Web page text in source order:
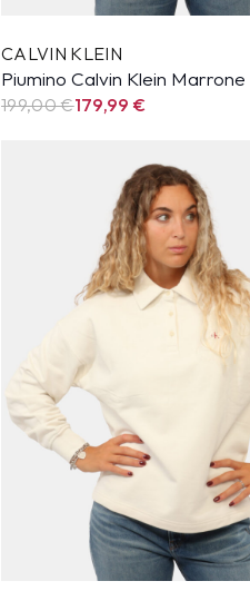
CALVIN KLEIN
Piumino Calvin Klein Marrone
199,00 €179,99€